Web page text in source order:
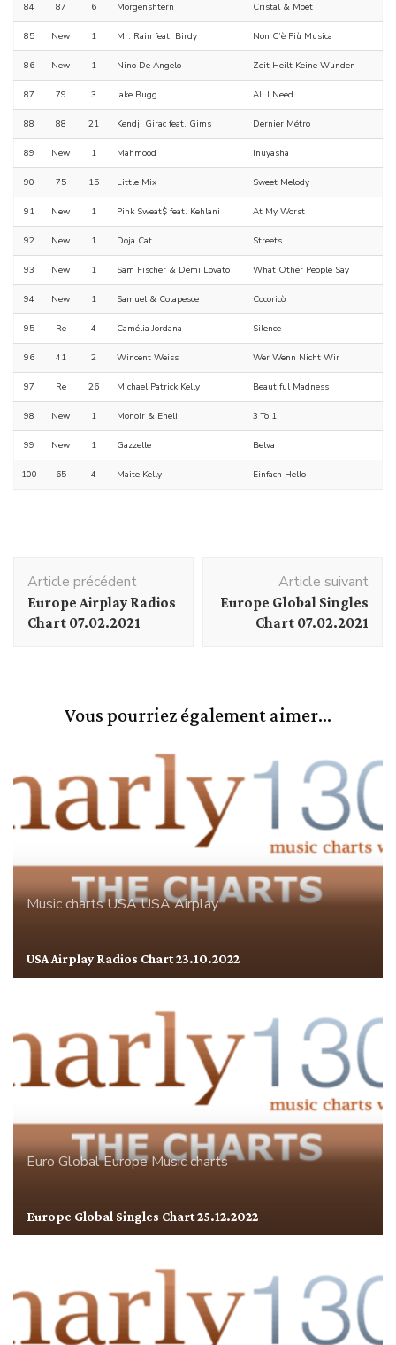
84 87 6 Morgenshtern Cristal & Moët
85 New 1 Mr. Rain feat. Birdy Non C’è Più Musica
86 New 1 Nino De Angelo Zeit Heilt Keine Wunden
87 79 3 Jake Bugg All I Need
88 88 21 Kendji Girac feat. Gims Dernier Métro
89 New 1 Mahmood Inuyasha
90 75 15 Little Mix Sweet Melody
91 New 1 Pink Sweat$ feat. Kehlani At My Worst
92 New 1 Doja Cat Streets
93 New 1 Sam Fischer & Demi Lovato What Other People Say
94 New 1 Samuel & Colapesce Cocoricò
95 Re 4 Camélia Jordana Silence
96 41 2 Wincent Weiss Wer Wenn Nicht Wir
97 Re 26 Michael Patrick Kelly Beautiful Madness
98 New 1 Monoir & Eneli 3 To 1
99 New 1 Gazzelle Belva
100 65 4 Maite Kelly Einfach Hello
d'article
Article précédent
Europe Airplay Radios
Chart 07.02.2021
Article suivant
Europe Global Singles
Chart 07.02.2021
Vous pourriez également aimer...
Music chartsUSAUSA Airplay
USA Airplay Radios Chart 23.10.2022
Euro GlobalEuropeMusic charts
Europe Global Singles Chart 25.12.2022